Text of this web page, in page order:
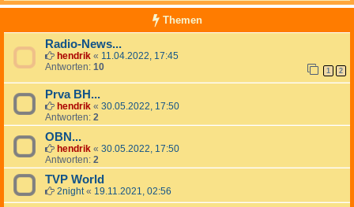
Themen
Radio-News...
hendrik « 11.04.2022, 17:45
Antworten: 10 1 2
Prva BH...
hendrik « 30.05.2022, 17:50
Antworten: 2
OBN...
hendrik « 30.05.2022, 17:50
Antworten: 2
TVP World
2night« 19.11.2021, 02:56